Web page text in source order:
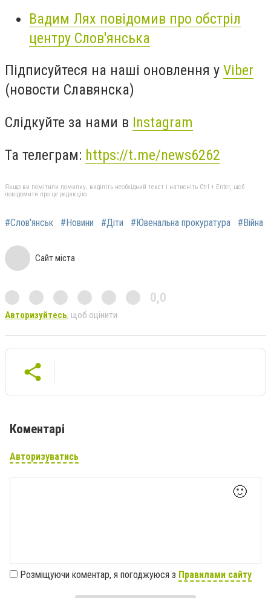
Вадим Лях повідомив про обстріл
центру Слов'янська
Підписуйтеся на наші оновлення у Viber
(новости Славянска)
Слідкуйте за нами в Instagram
Та телеграм: https://t.me/news6262
Якщо ви помітили помилку, виділіть необхідний текст і натисніть Ctrl + Enter, щоб
повідомити про це редакцію
#Слов'янськ #Новини #Діти #Ювенальна прокуратура #Війна
Сайт міста
0,0
Авторизуйтесь, щоб оцінити
Коментарі
Авторизуватись
🙂
Розміщуючи коментар, я погоджуюся з Правилами сайту